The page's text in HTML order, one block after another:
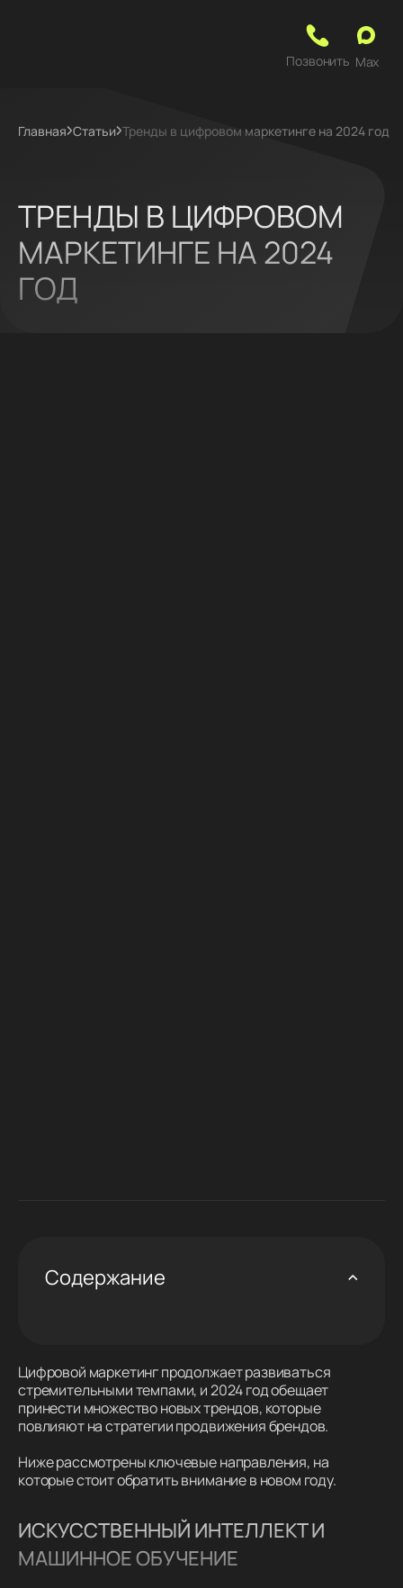
Позвонить Max
Главная Статьи Тренды в цифровом маркетинге на 2024 год
ТРЕНДЫ В ЦИФРОВОМ
МАРКЕТИНГЕ НА 2024
ГОД
Цифровой маркетинг продолжает развиваться
стремительными темпами, и 2024 год обещает
принести множество новых трендов, которые
повлияют на стратегии продвижения брендов.
Ниже рассмотрены ключевые направления, на
которые стоит обратить внимание в новом году.
ИСКУССТВЕННЫЙ ИНТЕЛЛЕКТ И
МАШИННОЕ ОБУЧЕНИЕ
Содержание